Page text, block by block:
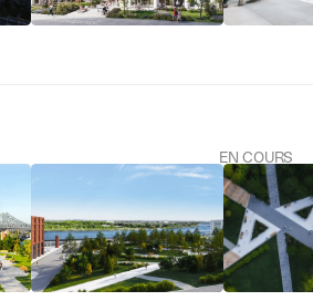
EN COURS